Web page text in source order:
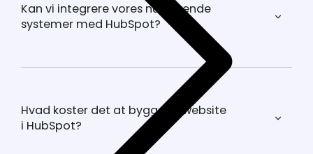
Kan vi integrere vores nuværende
systemer med HubSpot?
Hvad koster det at bygge et website
i HubSpot?